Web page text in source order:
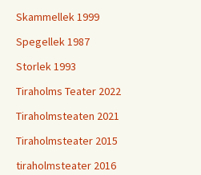
Skammellek 1999
Spegellek 1987
Storlek 1993
Tiraholms Teater 2022
Tiraholmsteaten 2021
Tiraholmsteater 2015
tiraholmsteater 2016